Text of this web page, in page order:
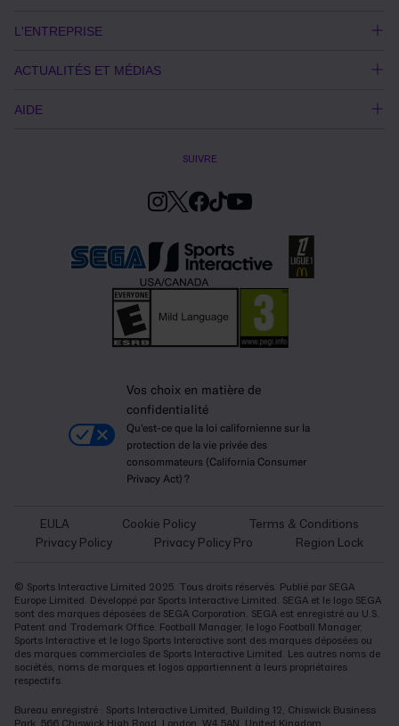
L'ENTREPRISE
ACTUALITÉS ET MÉDIAS
AIDE
SUIVRE
Vos choix en matière de
confidentialité
Qu'est-ce que la loi californienne sur la
protection de la vie privée des
consommateurs (California Consumer
Privacy Act) ?
EULA Cookie Policy
Terms & Conditions
Privacy Policy
Privacy Policy Pro Region Lock
© Sports Interactive Limited 2025. Tous droits réservés. Publié par SEGA
Europe Limited. Développé par Sports Interactive Limited. SEGA et le logo SEGA
sont des marques déposées de SEGA Corporation. SEGA est enregistré au U.S.
Patent and Trademark Office. Football Manager, le logo Football Manager,
Sports Interactive et le logo Sports Interactive sont des marques déposées ou
des marques commerciales de Sports Interactive Limited. Les autres noms de
sociétés, noms de marques et logos appartiennent à leurs propriétaires
respectifs.
Bureau enregistré : Sports Interactive Limited, Building 12, Chiswick Business